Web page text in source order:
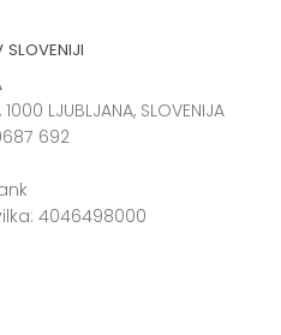
LJUBLJANA, SLOVENIJA
692
4046498000